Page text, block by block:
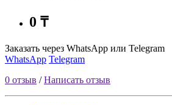
0 ₸
Заказать через WhatsApp или Telegram
WhatsApp Telegram
0 отзыв /Написать отзыв